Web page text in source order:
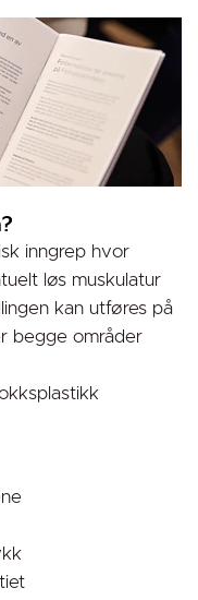
inngrep hvor
løs muskulatur
kan utføres på
begge områder